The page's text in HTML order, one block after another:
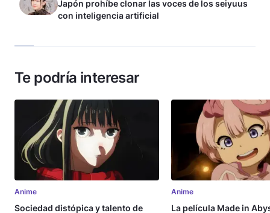
Japón prohíbe clonar las voces de los seiyuus
con inteligencia artificial
Te podría interesar
Anime
Sociedad distópica y talento de
Anime
La película Made in